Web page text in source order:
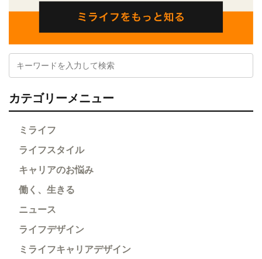
カテゴリーメニュー
ミライフ
ライフスタイル
キャリアのお悩み
働く、生きる
ニュース
ライフデザイン
ミライフキャリアデザイン